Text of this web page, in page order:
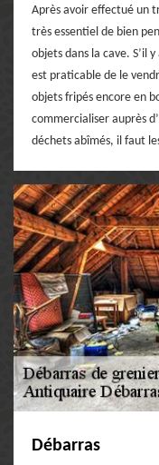
Après avoir effectué un
très essentiel de bien
objets dans la cave. S’il
est praticable de le
objets fripés encore en
commercialiser auprès
déchets abîmés, il faut
Débarras